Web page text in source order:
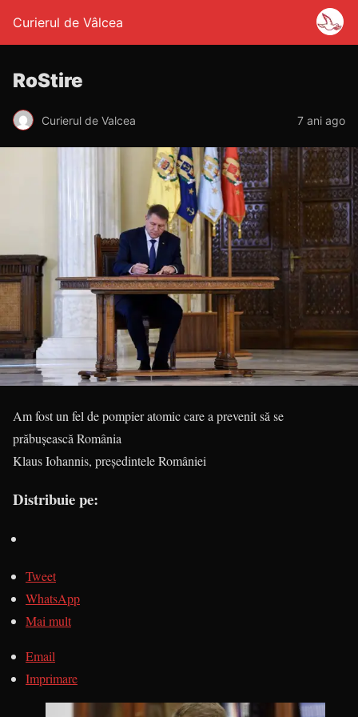
Curierul de Vâlcea
RoStire
Curierul de Valcea 7 ani ago
Am fost un fel de pompier atomic care a prevenit să se
prăbuşească România
Klaus Iohannis, președintele României
Distribuie pe:
Tweet
WhatsApp
Mai mult
Email
Imprimare